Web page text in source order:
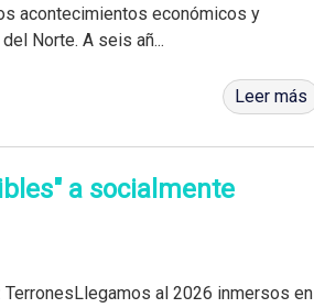
acontecimientos económicos y
Norte. A seis añ...
Leer más
a socialmente
al 2026 inmersos en